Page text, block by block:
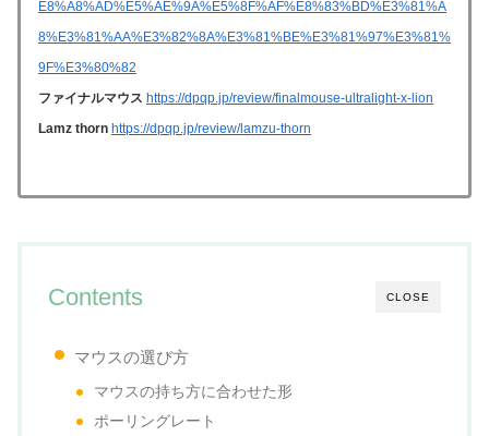
E8%A8%AD%E5%AE%9A%E5%8F%AF%E8%83%BD%E3%81%A
8%E3%81%AA%E3%82%8A%E3%81%BE%E3%81%97%E3%81%
9F%E3%80%82
ファイナルマウス https://dpqp.jp/review/finalmouse-ultralight-x-lion
Lamz thorn https://dpqp.jp/review/lamzu-thorn
CLOSE
Contents
マウスの選び方
マウスの持ち方に合わせた形
ポーリングレート